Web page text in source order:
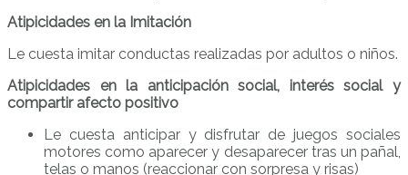
Atipicidades en la Imitación
Le cuesta imitar conductas realizadas por adultos o niños.
Atipicidades en la anticipación social, interés social y
compartir afecto positivo
Le cuesta anticipar y disfrutar de juegos sociales
motores como aparecer y desaparecer tras un pañal,
telas o manos (reaccionar con sorpresa y risas)